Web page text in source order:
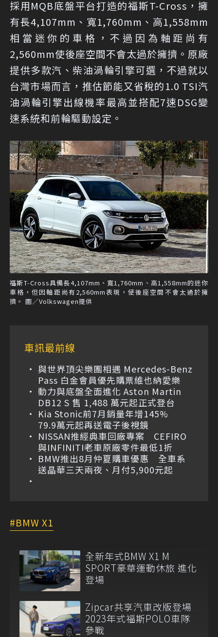
採用MQB底盤平台打造的福斯T-Cross，擁
有長4,107mm、寬1,760mm、高1,558mm
相當迷你的車格，不過因為軸距尚有
2,560mm使後座空間不會太過於擁擠。原廠
提供多款汽、柴油渦輪引擎可選，不過就以
台灣市場而言，推估節能又省稅的1.0 TSI汽
油渦輪引擎出線機率最高並搭配7速DSG變
速系統和前輪驅動設定。
福斯T-Cross具備長4,107mm、寬1,760mm、高1,558mm的迷你
車格，但因軸距尚有2,560mm表現，使後座空間不會太過於擁
擠。 圖／Volkswagen提供
車訊最前線
與世界頂尖樂團相遇 Mercedes-Benz
Pass 白金會員優先購票維也納愛樂
動力與底盤全面進化 Aston Martin
DB12 S 售 1,488 萬元起正式登台
Kia Stonic前7月銷量年增145%
79.9萬元起再送電子後視鏡
NISSAN推經典車回廠專案 CEFIRO
與INFINITI老車原廠零件最低1折
BMW推出8月仲夏購車優惠 全車系
送晶華三天兩夜、月付5,900元起
BMW X1
全新年式BMW X1 M
SPORT豪華運動休旅 進化
登場
Zipcar共享汽車改版登場
2023年式福斯POLO車隊
參戰